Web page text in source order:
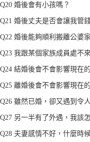
Q20 婚後會有小孩嗎？
Q21 婚後丈夫是否會讓我管
Q22 婚後能夠順利搬離公婆
Q23 我跟某個家族成員處不
Q24 結婚後會不會影響現在
Q25 離婚後會不會影響現在
Q26 雖然已婚，卻又遇到令
Q27 另一半有了外遇，我該
Q28 夫妻感情不好，什麼時